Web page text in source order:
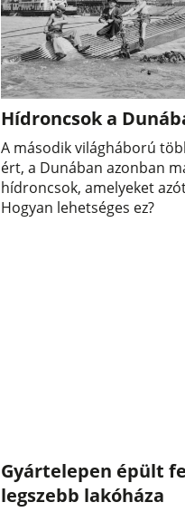
Hídroncsok a
A második világháború
ért, a Dunában azonban
hídroncsok, amelyeket
Hogyan lehetséges ez?
Gyártelepen épült
legszebb lakóháza